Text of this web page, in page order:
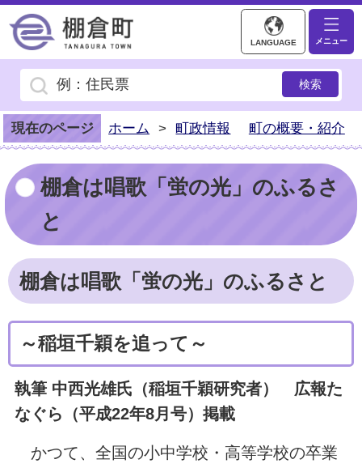
棚倉町ホームページ
LANGUAGE メニュー
現在のページ ホーム > 町政情報 町の概要・紹介
棚倉は唱歌「蛍の光」のふるさ
と
棚倉は唱歌「蛍の光」のふるさと
～稲垣千穎を追って～
執筆 中西光雄氏（稲垣千穎研究者） 広報た
なぐら（平成22年8月号）掲載
かつて、全国の小中学校・高等学校の卒業